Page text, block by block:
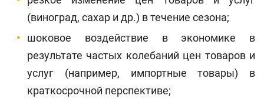
(виноград, сахар и др.) в течение сезона;
шоковое воздействие в экономике в
результате частых колебаний цен товаров и
услуг (например, импортные товары) в
краткосрочной перспективе;